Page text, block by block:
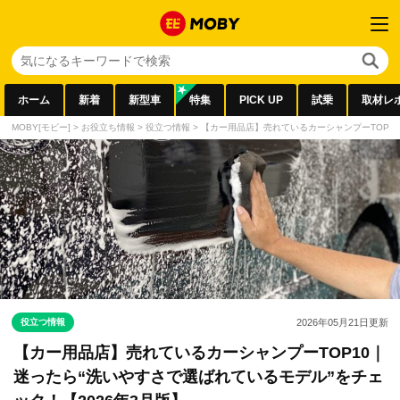
ホーム 新着 新型車 特集 PICK UP 試乗 取材レ
MOBY[モビー] > お役立ち情報 > 役立つ情報 > 【カー用品店】売れているカーシャンプー
役立つ情報 2026年05月21日更新
【カー用品店】売れているカーシャンプーTOP10｜
迷ったら“洗いやすさで選ばれているモデル”をチェ